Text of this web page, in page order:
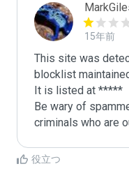
15年前
This site was
blocklist
It is listed at *****
Be wary of
criminals who are
役立つ